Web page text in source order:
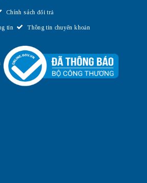
Chính sách đổi trả
tin Thông tin chuyển khoản